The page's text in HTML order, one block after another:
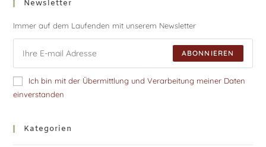
Newsletter
Immer auf dem Laufenden mit unserem Newsletter
ABONNIEREN
Ich bin mit der Übermittlung und Verarbeitung meiner Daten
einverstanden
Kategorien